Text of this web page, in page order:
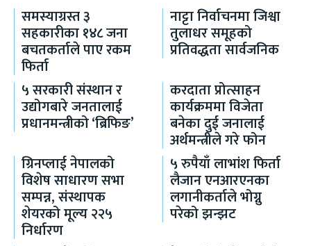
समस्याग्रस्त ३
सहकारीका १४८ जना
बचतकर्ताले पाए रकम
फिर्ता
नाट्टा निर्वाचनमा जिश्वा
तुलाधर समूहको
प्रतिवद्धता सार्वजनिक
५ सरकारी संस्थान र
उद्योगबारे जनतालाई
प्रधानमन्त्रीको ‘ब्रिफिङ’
करदाता प्रोत्साहन
कार्यक्रममा विजेता
बनेका दुई जनालाई
अर्थमन्त्रीले गरे फोन
ग्रिनप्लाई नेपालको
विशेष साधारण सभा
सम्पन्न, संस्थापक
शेयरको मूल्य २२५
निर्धारण
५ रुपैयाँ लाभांश फिर्ता
लैजान एनआरएनका
लगानीकर्ताले भोग्नु
परेको झन्झट